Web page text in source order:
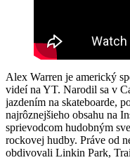
Alex Warren je americký
videí na YT. Narodil sa v
jazdením na skateboarde,
najrôznejšieho obsahu na
sprievodcom hudobným
rockovej hudby. Práve od
obdivovali Linkin Park,